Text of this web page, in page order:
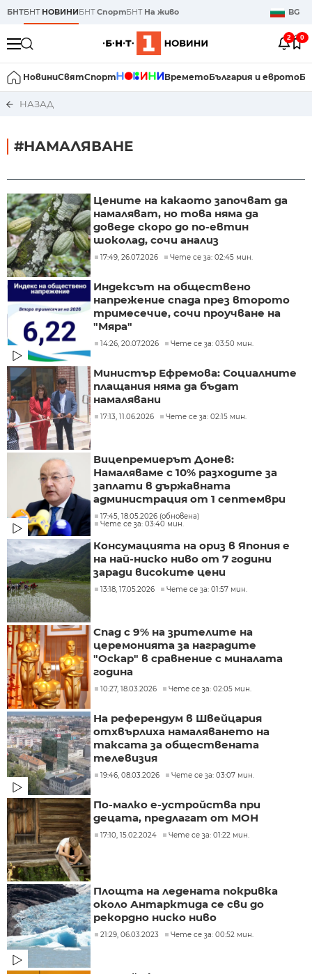
БНТБНТ НОВИНИБНТСпортБНТ На живо BG
2 0
НовиниСвятСпорт ВреметоБългария и еврото
НАЗАД
#НАМАЛЯВАНЕ
Цените на какаото започват да
намаляват, но това няма да
доведе скоро до по-евтин
шоколад, сочи анализ
17:49, 26.07.2026 Чете се за: 02:45 мин.
Индексът на обществено
напрежение спада през второто
тримесечие, сочи проучване на
"Мяра"
14:26, 20.07.2026 Чете се за: 03:50 мин.
Министър Ефремова: Социалните
плащания няма да бъдат
намалявани
17:13, 11.06.2026 Чете се за: 02:15 мин.
Вицепремиерът Донев:
Намаляваме с 10% разходите за
заплати в държавната
администрация от 1 септември
17:45, 18.05.2026 (обновена)
Чете се за: 03:40 мин.
Консумацията на ориз в Япония е
на най-ниско ниво от 7 години
заради високите цени
13:18, 17.05.2026 Чете се за: 01:57 мин.
Спад с 9% на зрителите на
церемонията за наградите
"Оскар" в сравнение с миналата
година
10:27, 18.03.2026 Чете се за: 02:05 мин.
На референдум в Швейцария
отхвърлиха намаляването на
таксата за обществената
телевизия
19:46, 08.03.2026 Чете се за: 03:07 мин.
По-малко е-устройства при
децата, предлагат от МОН
17:10, 15.02.2024 Чете се за: 01:22 мин.
Площта на ледената покривка
около Антарктида се сви до
рекордно ниско ниво
21:29, 06.03.2023 Чете се за: 00:52 мин.